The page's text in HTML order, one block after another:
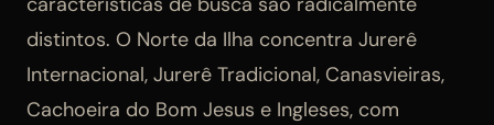
distintos. O Norte da Ilha concentra Jurerê
Internacional, Jurerê Tradicional, Canasvieiras,
Cachoeira do Bom Jesus e Ingleses, com